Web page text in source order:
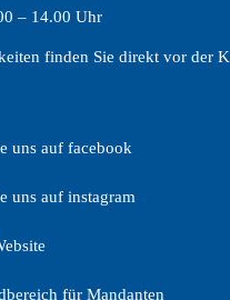
– 14.00 Uhr
finden Sie direkt vor der
uns auf facebook
uns auf instagram
für Mandanten